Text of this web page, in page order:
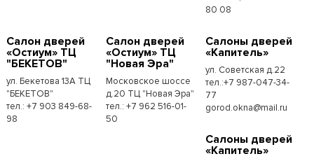
80 08
Cалон дверей
«Остиум» ТЦ
"БЕКЕТОВ"
ул. Бекетова 13А ТЦ
"БЕКЕТОВ"
тел.: +7 903 849-68-
98
Cалон дверей
«Остиум» ТЦ
"Новая Эра"
Московское шоссе
д.20 ТЦ "Новая Эра"
тел.: +7 962 516-01-
50
Cалоны дверей
«Капитель»
ул. Советская д.22
тел.:+7 987-047-34-
77
gorod.okna@mail.ru
Cалоны дверей
«Капитель»